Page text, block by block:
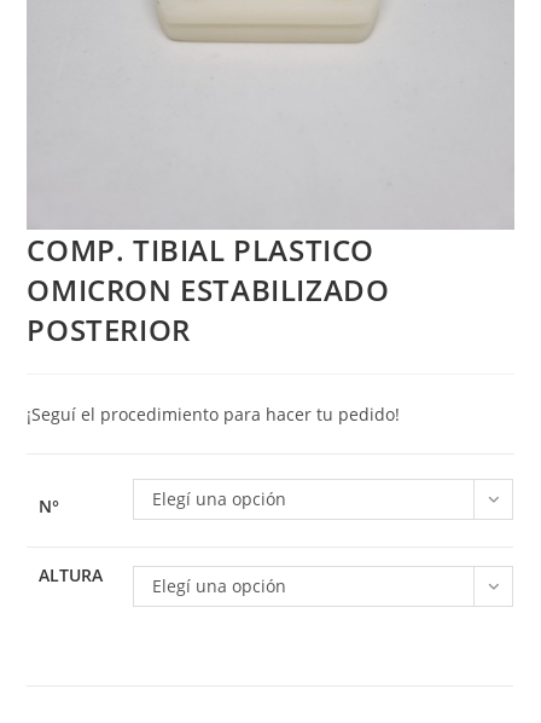
COMP. TIBIAL PLASTICO
OMICRON ESTABILIZADO
POSTERIOR
¡Seguí el procedimiento para hacer tu pedido!
N° Elegí una opción
ALTURA Elegí una opción